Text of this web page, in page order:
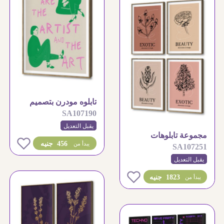
مجموعة تابلوهات
مودرن بتصاميم نباتية
هادئة
SA107251
يقبل التعديل
1823 جنيه يبدأ من
تابلوه مودرن بتصميم
فني وعبارة ملهمة
SA107190
يقبل التعديل
456 جنيه يبدأ من